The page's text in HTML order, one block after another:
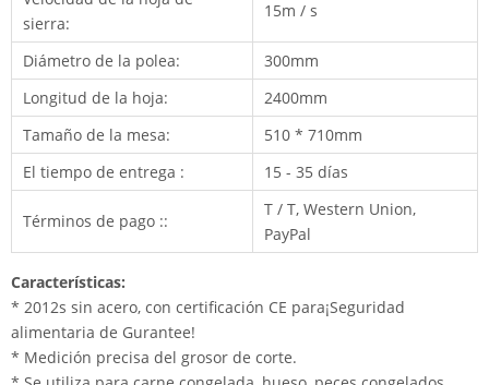
sierra:
15m / s
Diámetro de la polea:
300mm
Longitud de la hoja:
2400mm
Tamaño de la mesa:
510 * 710mm
El tiempo de entrega :
15 - 35 días
Términos de pago ::
T / T, Western Union,
PayPal
Características:
* 2012s sin acero, con certificación CE para¡Seguridad
alimentaria de Gurantee!
* Medición precisa del grosor de corte.